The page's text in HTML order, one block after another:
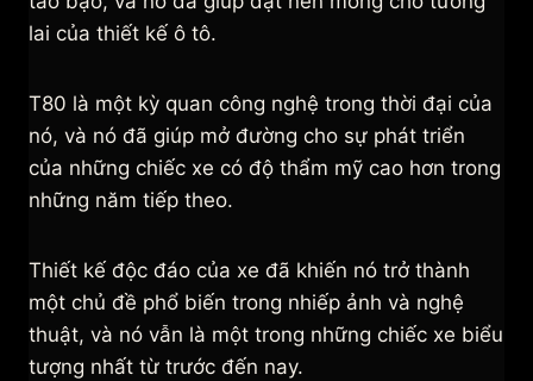
lai của thiết kế ô tô.
T80 là một kỳ quan công nghệ trong thời đại của
nó, và nó đã giúp mở đường cho sự phát triển
của những chiếc xe có độ thẩm mỹ cao hơn trong
những năm tiếp theo.
Thiết kế độc đáo của xe đã khiến nó trở thành
một chủ đề phổ biến trong nhiếp ảnh và nghệ
thuật, và nó vẫn là một trong những chiếc xe biểu
tượng nhất từ trước đến nay.